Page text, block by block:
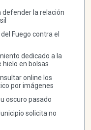
la relación
Fuego contra el
dedicado a la
en bolsas
online los
por imágenes
oscuro pasado
solicita no